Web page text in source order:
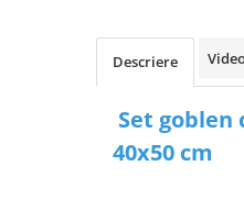
Descriere
Set
40x50 cm